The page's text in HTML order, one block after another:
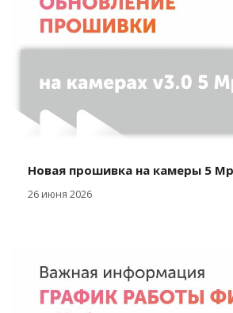
Новая прошивка на камеры 5
26 июня 2026